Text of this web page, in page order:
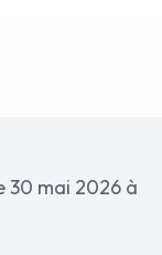
30 mai 2026 à